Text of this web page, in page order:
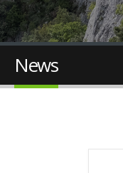
News